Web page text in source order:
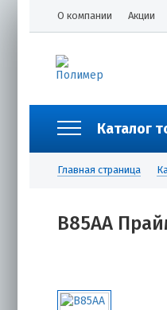
О компании Акции
Каталог
Главная страница
B85AA